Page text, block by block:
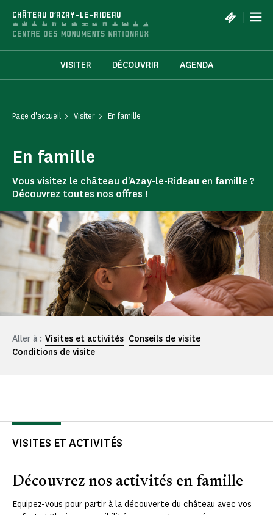
CHÂTEAU D'AZAY-LE-RIDEAU |
VISITER DÉCOUVRIR AGENDA
Page d'accueil Visiter En famille
En famille
Vous visitez le château d'Azay-le-Rideau en famille ?
Découvrez toutes nos offres !
Aller à : Visites et activités Conseils de visite
Conditions de visite
VISITES ET ACTIVITÉS
Découvrez nos activités en famille
Equipez-vous pour partir à la découverte du château avec vos